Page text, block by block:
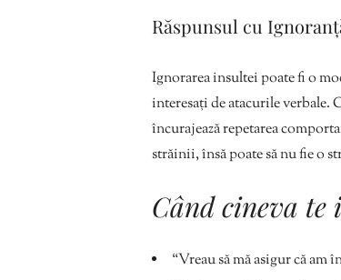
Răspunsul cu
Ignorarea insultei poate fi o
interesați de atacurile verbale.
încurajează repetarea
străinii, însă poate să nu fie o
Când cineva te
“Vreau să mă asigur că am